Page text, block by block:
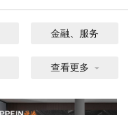
金融、服务
查看更多